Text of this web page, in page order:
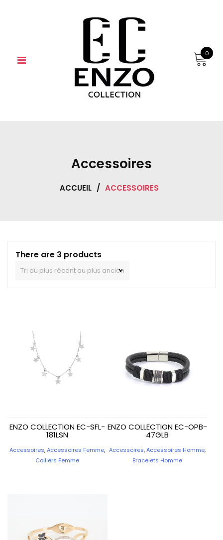
0
Accessoires
ACCUEIL / ACCESSOIRES
There are 3 products
ENZO COLLECTION EC-SFL-
181LSN
Accessoires,Accessoires Femme,
Colliers Femme
ENZO COLLECTION EC-OPB-
47GLB
Accessoires,Accessoires Homme,
Bracelets Homme